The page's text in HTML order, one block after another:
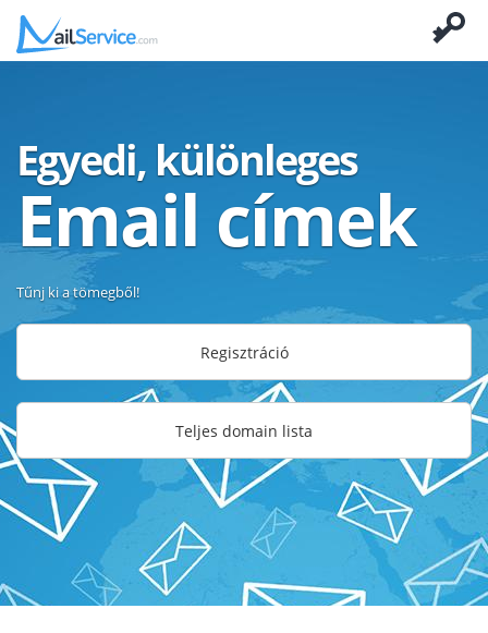
Egyedi, különleges
Email címek
Tűnj ki a tömegből!
Regisztráció
Teljes domain lista